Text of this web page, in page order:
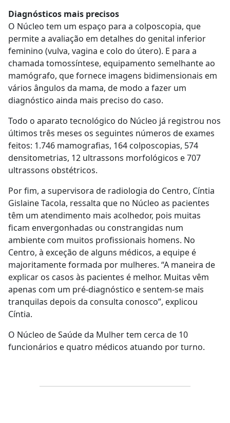
Diagnósticos mais precisos
O Núcleo tem um espaço para a colposcopia, que
permite a avaliação em detalhes do genital inferior
feminino (vulva, vagina e colo do útero). E para a
chamada tomossíntese, equipamento semelhante ao
mamógrafo, que fornece imagens bidimensionais em
vários ângulos da mama, de modo a fazer um
diagnóstico ainda mais preciso do caso.
Todo o aparato tecnológico do Núcleo já registrou nos
últimos três meses os seguintes números de exames
feitos: 1.746 mamografias, 164 colposcopias, 574
densitometrias, 12 ultrassons morfológicos e 707
ultrassons obstétricos.
Por fim, a supervisora de radiologia do Centro, Cíntia
Gislaine Tacola, ressalta que no Núcleo as pacientes
têm um atendimento mais acolhedor, pois muitas
ficam envergonhadas ou constrangidas num
ambiente com muitos profissionais homens. No
Centro, à exceção de alguns médicos, a equipe é
majoritamente formada por mulheres. “A maneira de
explicar os casos às pacientes é melhor. Muitas vêm
apenas com um pré-diagnóstico e sentem-se mais
tranquilas depois da consulta conosco”, explicou
Cíntia.
O Núcleo de Saúde da Mulher tem cerca de 10
funcionários e quatro médicos atuando por turno.